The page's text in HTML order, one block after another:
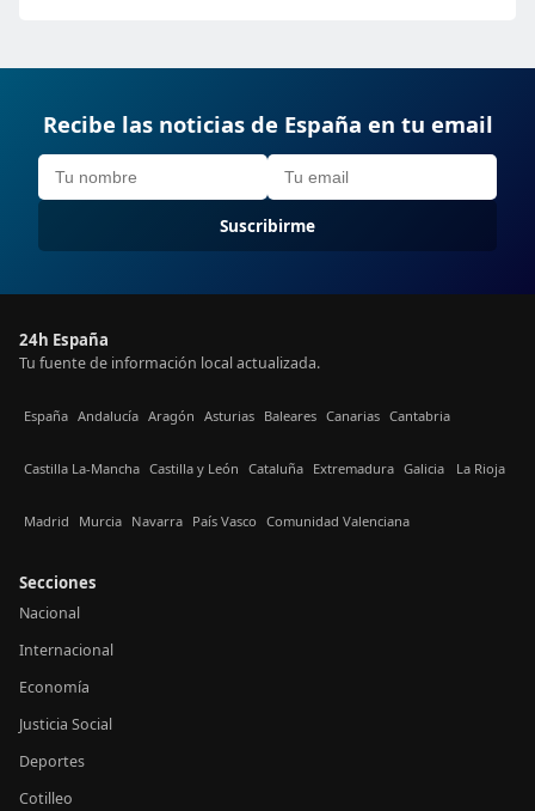
Recibe las noticias de España en tu email
Suscribirme
24h España
Tu fuente de información local actualizada.
España Andalucía Aragón Asturias Baleares Canarias Cantabria
Castilla La-Mancha Castilla y León Cataluña Extremadura Galicia La Rioja
Madrid Murcia Navarra País Vasco Comunidad Valenciana
Secciones
Nacional
Internacional
Economía
Justicia Social
Deportes
Cotilleo